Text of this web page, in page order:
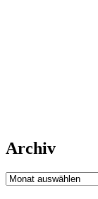
Archiv
Archiv